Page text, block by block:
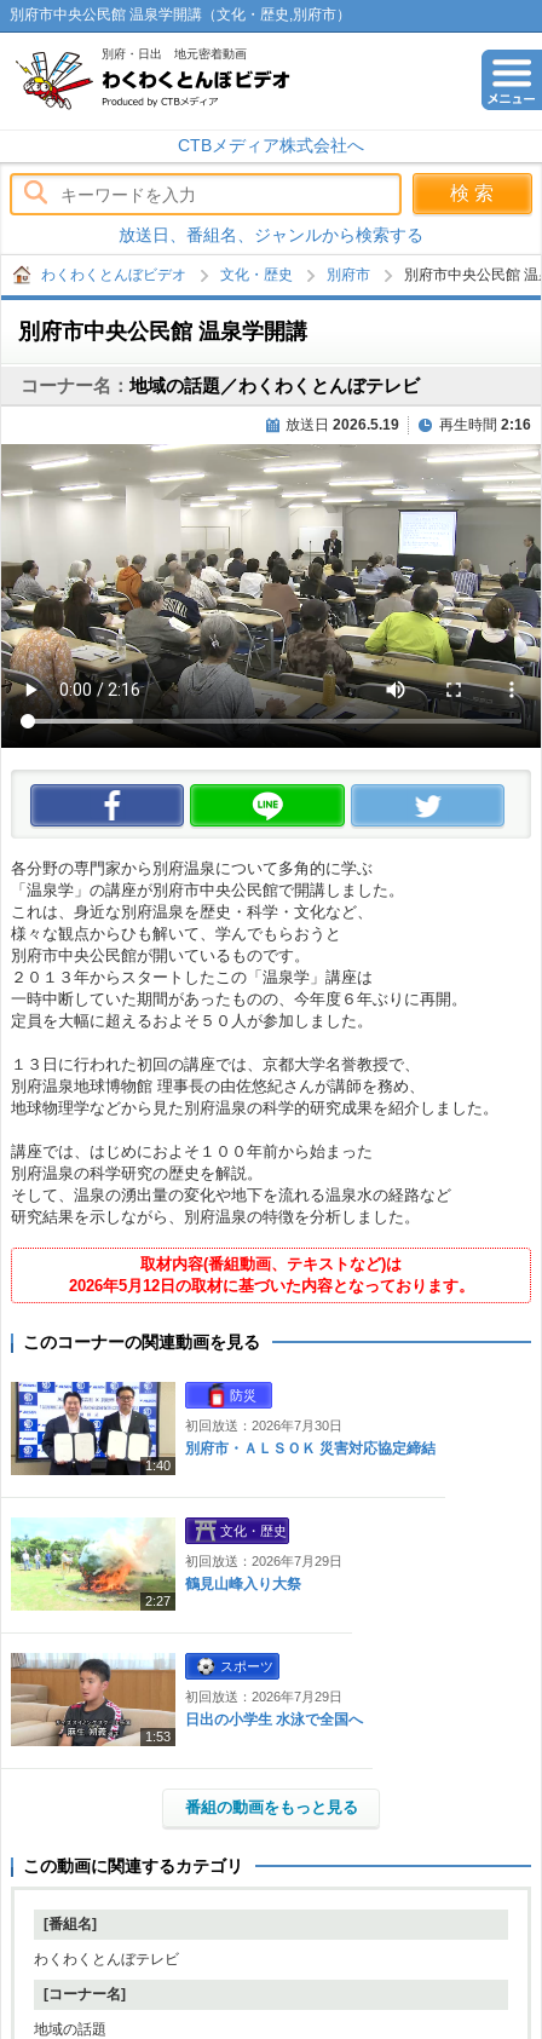
別府市中央公民館 温泉学開講（文化・歴史,別府市）
別府・日出 地元密着動画
CTBメディア株式会社へ
放送日、番組名、ジャンルから検索する
わくわくとんぼビデオ 文化・歴史 別府市 別府市中央公民館
別府市中央公民館 温泉学開講
コーナー名：地域の話題／わくわくとんぼテレビ
放送日 2026.5.19 再生時間 2:16
この動画をいいね！ この動画をLINEで送る
各分野の専門家から別府温泉について多角的に学ぶ
「温泉学」の講座が別府市中央公民館で開講しました。
これは、身近な別府温泉を歴史・科学・文化など、
様々な観点からひも解いて、学んでもらおうと
別府市中央公民館が開いているものです。
２０１３年からスタートしたこの「温泉学」講座は
一時中断していた期間があったものの、今年度６年ぶりに再開。
定員を大幅に超えるおよそ５０人が参加しました。
１３日に行われた初回の講座では、京都大学名誉教授で、
別府温泉地球博物館 理事長の由佐悠紀さんが講師を務め、
地球物理学などから見た別府温泉の科学的研究成果を紹介しました。
講座では、はじめにおよそ１００年前から始まった
別府温泉の科学研究の歴史を解説。
そして、温泉の湧出量の変化や地下を流れる温泉水の経路など
研究結果を示しながら、別府温泉の特徴を分析しました。
取材内容(番組動画、テキストなど)は
2026年5月12日の取材に基づいた内容となっております。
このコーナーの関連動画を見る
1:40
防災
初回放送：2026年7月30日
別府市・ＡＬＳＯＫ 災害対応協定締結
2:27
文化・歴史
初回放送：2026年7月29日
鶴見山峰入り大祭
1:53
スポーツ
初回放送：2026年7月29日
日出の小学生 水泳で全国へ
番組の動画をもっと見る
この動画に関連するカテゴリ
[番組名]
わくわくとんぼテレビ
[コーナー名]
地域の話題